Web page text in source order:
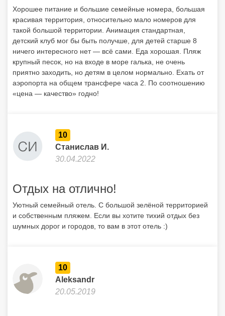
Хорошее питание и большие семейные номера, большая
красивая территория, относительно мало номеров для
такой большой территории. Анимация стандартная,
детский клуб мог бы быть получше, для детей старше 8
ничего интересного нет — всё сами. Еда хорошая. Пляж
крупный песок, но на входе в море галька, не очень
приятно заходить, но детям в целом нормально. Ехать от
аэропорта на общем трансфере часа 2. По соотношению
«цена — качество» годно!
10
Станислав И.
30.04.2022
Отдых на отлично!
Уютный семейный отель. С большой зелёной территорией
и собственным пляжем. Если вы хотите тихий отдых без
шумных дорог и городов, то вам в этот отель :)
10
Aleksandr
20.05.2019